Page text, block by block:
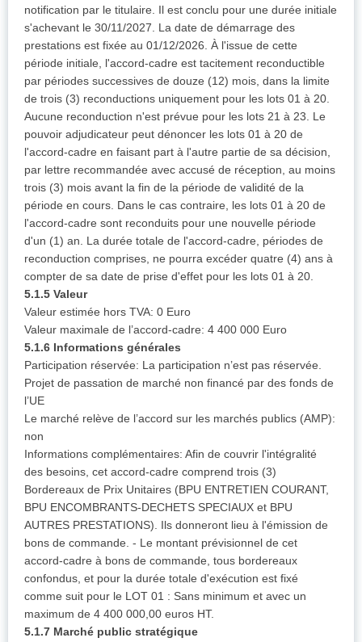
notification par le titulaire. Il est conclu pour une durée initiale
s'achevant le 30/11/2027. La date de démarrage des
prestations est fixée au 01/12/2026. À l'issue de cette
période initiale, l'accord-cadre est tacitement reconductible
par périodes successives de douze (12) mois, dans la limite
de trois (3) reconductions uniquement pour les lots 01 à 20.
Aucune reconduction n'est prévue pour les lots 21 à 23. Le
pouvoir adjudicateur peut dénoncer les lots 01 à 20 de
l'accord-cadre en faisant part à l'autre partie de sa décision,
par lettre recommandée avec accusé de réception, au moins
trois (3) mois avant la fin de la période de validité de la
période en cours. Dans le cas contraire, les lots 01 à 20 de
l'accord-cadre sont reconduits pour une nouvelle période
d'un (1) an. La durée totale de l'accord-cadre, périodes de
reconduction comprises, ne pourra excéder quatre (4) ans à
compter de sa date de prise d'effet pour les lots 01 à 20.
5.1.5 Valeur
Valeur estimée hors TVA: 0 Euro
Valeur maximale de l’accord-cadre: 4 400 000 Euro
5.1.6 Informations générales
Participation réservée: La participation n’est pas réservée.
Projet de passation de marché non financé par des fonds de
l’UE
Le marché relève de l’accord sur les marchés publics (AMP):
non
Informations complémentaires: Afin de couvrir l'intégralité
des besoins, cet accord-cadre comprend trois (3)
Bordereaux de Prix Unitaires (BPU ENTRETIEN COURANT,
BPU ENCOMBRANTS-DECHETS SPECIAUX et BPU
AUTRES PRESTATIONS). Ils donneront lieu à l'émission de
bons de commande. - Le montant prévisionnel de cet
accord-cadre à bons de commande, tous bordereaux
confondus, et pour la durée totale d'exécution est fixé
comme suit pour le LOT 01 : Sans minimum et avec un
maximum de 4 400 000,00 euros HT.
5.1.7 Marché public stratégique